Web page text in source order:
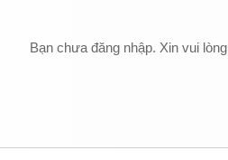
Bạn chưa đăng nhập. Xin vui lòng